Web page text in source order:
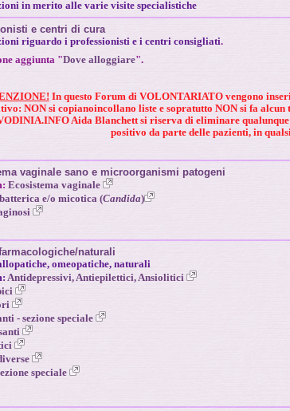
in merito alle varie visite specialistiche
e centri di cura
riguardo i professionisti e i centri consigliati.
aggiunta "Dove alloggiare".
In questo Forum di VOLONTARIATO vengono
NON si copianoincollano liste e sopratutto NON si fa
Aida Blanchett si riserva di eliminare
positivo da parte delle pazienti,in
vaginale sano e microorganismi patogeni
Ecosistema vaginale
e/o micotica (Candida)
naturali
omeopatiche, naturali
Antidepressivi, Antiepilettici, Ansiolitici
- sezione speciale
speciale